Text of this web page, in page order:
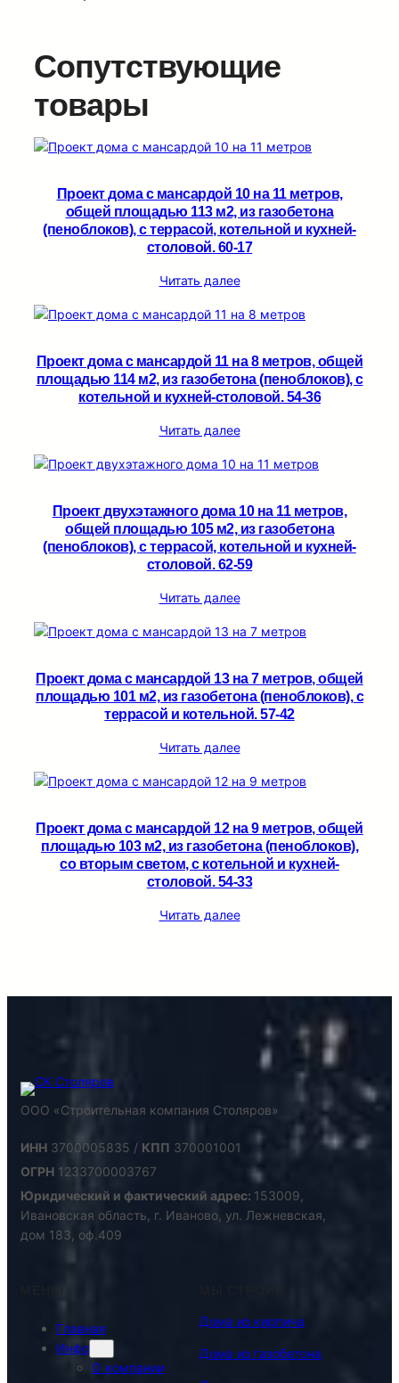
Сопутствующие
товары
Проект дома с мансардой 10 на 11 метров,
общей площадью 113 м2, из газобетона
(пеноблоков), c террасой, котельной и кухней-
столовой. 60-17
Читать далее
Проект дома с мансардой 11 на 8 метров, общей
площадью 114 м2, из газобетона (пеноблоков), c
котельной и кухней-столовой. 54-36
Читать далее
Проект двухэтажного дома 10 на 11 метров,
общей площадью 105 м2, из газобетона
(пеноблоков), c террасой, котельной и кухней-
столовой. 62-59
Читать далее
Проект дома с мансардой 13 на 7 метров, общей
площадью 101 м2, из газобетона (пеноблоков), c
террасой и котельной. 57-42
Читать далее
Проект дома с мансардой 12 на 9 метров, общей
площадью 103 м2, из газобетона (пеноблоков),
со вторым светом, c котельной и кухней-
столовой. 54-33
Читать далее
ООО «Строительная компания Столяров»
ИНН 3700005835 / КПП 370001001
ОГРН 1233700003767
Юридический и фактический адрес: 153009,
Ивановская область, г. Иваново, ул. Лежневская,
дом 183, оф.409
Главная
Инфо
О компании
Дома из кирпича
Дома из газобетона